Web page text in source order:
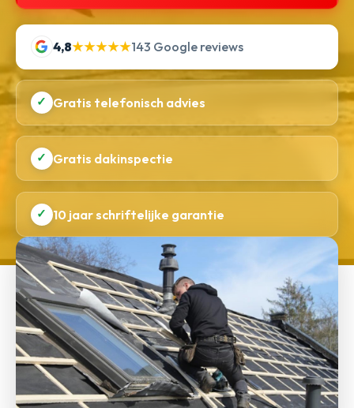
4,8★★★★★143 Google reviews
✓ Gratis telefonisch advies
✓ Gratis dakinspectie
✓ 10 jaar schriftelijke garantie